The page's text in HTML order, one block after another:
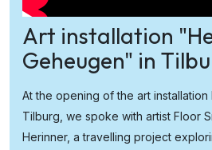
Art installation
Geheugen" in
At the opening of the art installation
Tilburg, we spoke with artist Floor
Herinner, a travelling project